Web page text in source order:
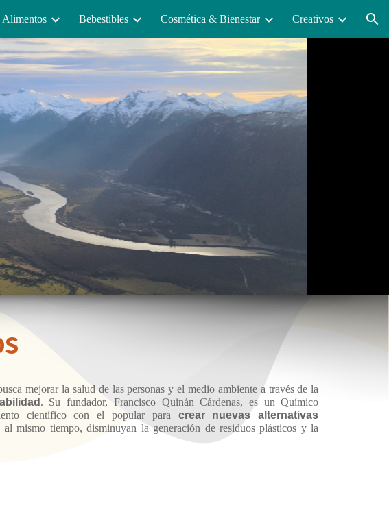
Skip to navigation
Alimentos Bebestibles Cosmética & Bienestar Creativos
mejorar la salud de las personas y el medio ambiente a través de la
. Su fundador, Francisco Quinán Cárdenas, es un Químico
científico con el popular para crear nuevas alternativas
mismo tiempo, disminuyan la generación de residuos plásticos y la